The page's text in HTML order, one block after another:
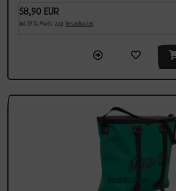
58,90 EUR
inkl. 19 % MwSt. zzgl. Versandkosten